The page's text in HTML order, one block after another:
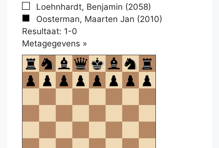
Loehnhardt, Benjamin (2058)
Oosterman, Maarten Jan (2010)
Resultaat: 1-0
Metagegevens »
om
te
openen.